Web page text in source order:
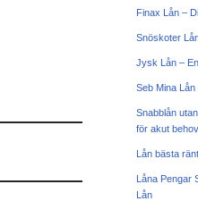
Finax Lån –
Snöskoter
Jysk Lån –
Seb Mina
Snabblån
för akut behov
Lån bästa
Låna Pengar
Lån